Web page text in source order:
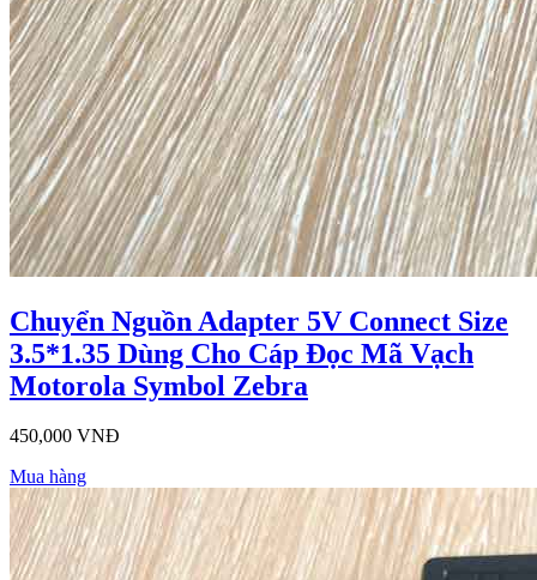
Chuyển Nguồn Adapter 5V Connect Size
3.5*1.35 Dùng Cho Cáp Đọc Mã Vạch
Motorola Symbol Zebra
450,000 VNĐ
Mua hàng